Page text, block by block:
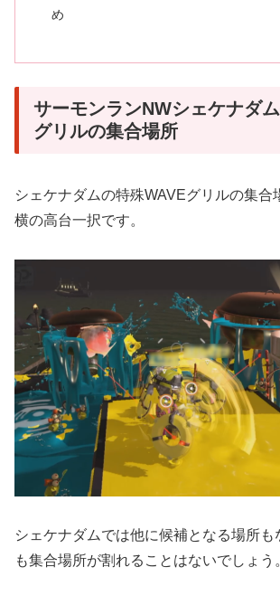
め
サーモンランNWシェケナダ
グリルの集合場所
シェケナダムの特殊WAVEグリルの集合
横の高台一択です。
シェケナダムでは他に候補となる場所
も集合場所が割れることはないでしょう